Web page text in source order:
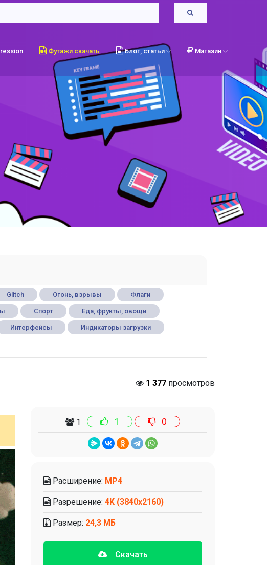
Футажи скачать Блог, статьи Магазин
Glitch Огонь, взрывы Флаги
Спорт Еда, фрукты, овощи
Интерфейсы Индикаторы загрузки
1 377 просмотров
1 1 0
Расширение: MP4
Разрешение: 4K (3840x2160)
Размер: 24,3 МБ
Скачать